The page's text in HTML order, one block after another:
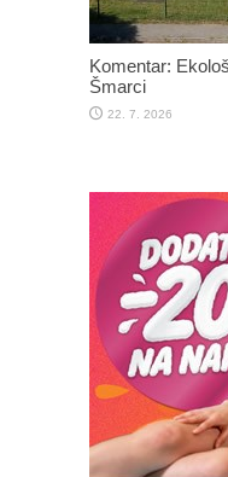
Komentar:
Šmarci
22. 7. 2026